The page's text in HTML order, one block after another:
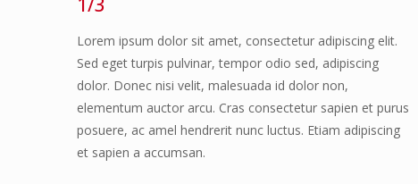
Lorem ipsum dolor sit amet, consectetur adipiscing elit.
Sed eget turpis pulvinar, tempor odio sed, adipiscing
dolor. Donec nisi velit, malesuada id dolor non,
elementum auctor arcu. Cras consectetur sapien et purus
posuere, ac amel hendrerit nunc luctus. Etiam adipiscing
et sapien a accumsan.